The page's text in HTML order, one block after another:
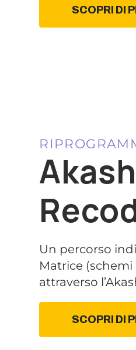
SCOPRI DI
Un percorso
Matrice
attraverso
SCOPRI DI